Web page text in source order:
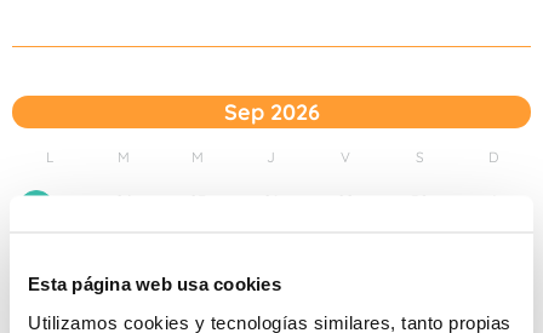
Esta página web usa cookies
Utilizamos cookies y tecnologías similares, tanto propias
Sep 2026
L M M J V S D
2